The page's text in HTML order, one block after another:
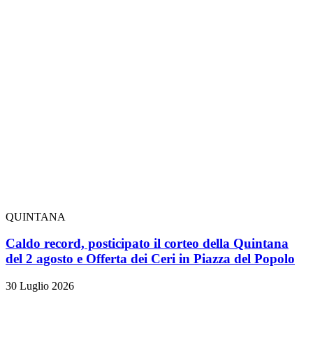
QUINTANA
Caldo record, posticipato il corteo della Quintana
del 2 agosto e Offerta dei Ceri in Piazza del Popolo
30 Luglio 2026